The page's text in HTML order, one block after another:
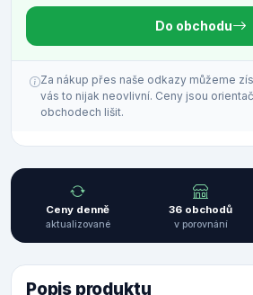
Do obchodu
Za nákup přes naše odkazy můžeme
vás to nijak neovlivní. Ceny jsou
obchodech lišit.
Ceny denně
aktualizované
36 obchodů
v porovnání
Popis produktu